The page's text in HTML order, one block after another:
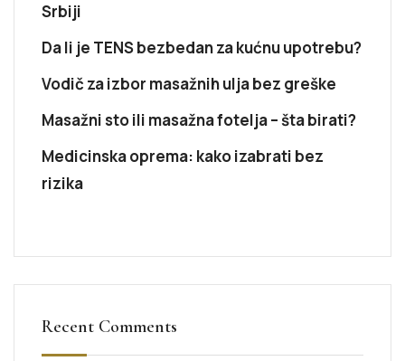
Srbiji
Da li je TENS bezbedan za kućnu upotrebu?
Vodič za izbor masažnih ulja bez greške
Masažni sto ili masažna fotelja – šta birati?
Medicinska oprema: kako izabrati bez
rizika
Recent Comments